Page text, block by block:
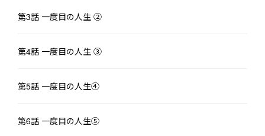
「真白さん。ごめんなさい。あなたに迷惑をかけてしまって。だ
「……そう。」
て、会話を聞き、確信してしまう。
第3話 一度目の人生 ②
第4話 一度目の人生 ③
第5話 一度目の人生④
第6話 一度目の人生⑤